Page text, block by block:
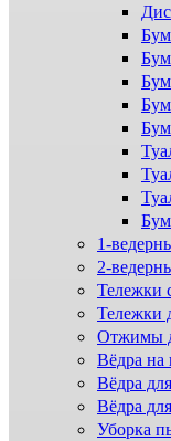
1-
2-
Тележки
Тележки
Отжимы
Вёдра на
Вёдра
Вёдра
Уборка